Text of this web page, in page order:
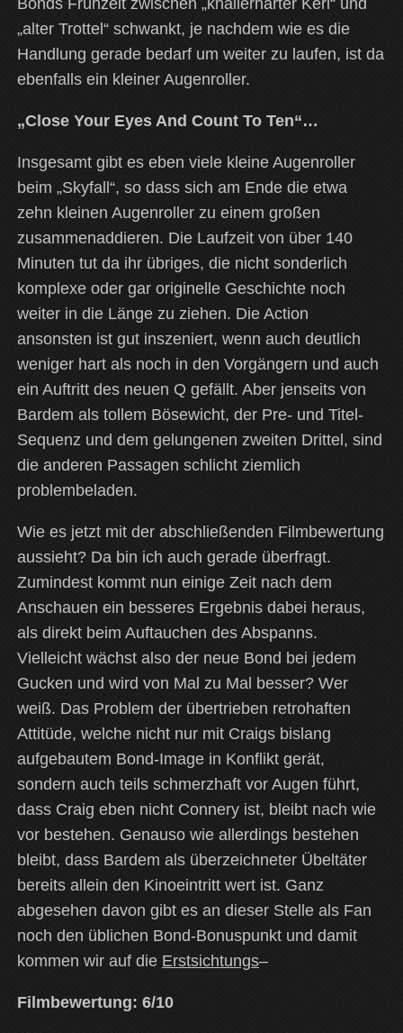
Bonds Frühzeit zwischen „knallerharter Kerl“ und
„alter Trottel“ schwankt, je nachdem wie es die
Handlung gerade bedarf um weiter zu laufen, ist da
ebenfalls ein kleiner Augenroller.
„Close Your Eyes And Count To Ten“…
Insgesamt gibt es eben viele kleine Augenroller
beim „Skyfall“, so dass sich am Ende die etwa
zehn kleinen Augenroller zu einem großen
zusammenaddieren. Die Laufzeit von über 140
Minuten tut da ihr übriges, die nicht sonderlich
komplexe oder gar originelle Geschichte noch
weiter in die Länge zu ziehen. Die Action
ansonsten ist gut inszeniert, wenn auch deutlich
weniger hart als noch in den Vorgängern und auch
ein Auftritt des neuen Q gefällt. Aber jenseits von
Bardem als tollem Bösewicht, der Pre- und Titel-
Sequenz und dem gelungenen zweiten Drittel, sind
die anderen Passagen schlicht ziemlich
problembeladen.
Wie es jetzt mit der abschließenden Filmbewertung
aussieht? Da bin ich auch gerade überfragt.
Zumindest kommt nun einige Zeit nach dem
Anschauen ein besseres Ergebnis dabei heraus,
als direkt beim Auftauchen des Abspanns.
Vielleicht wächst also der neue Bond bei jedem
Gucken und wird von Mal zu Mal besser? Wer
weiß. Das Problem der übertrieben retrohaften
Attitüde, welche nicht nur mit Craigs bislang
aufgebautem Bond-Image in Konflikt gerät,
sondern auch teils schmerzhaft vor Augen führt,
dass Craig eben nicht Connery ist, bleibt nach wie
vor bestehen. Genauso wie allerdings bestehen
bleibt, dass Bardem als überzeichneter Übeltäter
bereits allein den Kinoeintritt wert ist. Ganz
abgesehen davon gibt es an dieser Stelle als Fan
noch den üblichen Bond-Bonuspunkt und damit
kommen wir auf die Erstsichtungs–
Filmbewertung: 6/10